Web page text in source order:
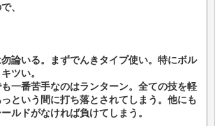
、
論いる。まずでんきタイプ使い。特にボル
ツい。
一番苦手なのはランターン。全ての技を軽
という間に打ち落とされてしまう。他にも
ルドがなければ負けてしまう。